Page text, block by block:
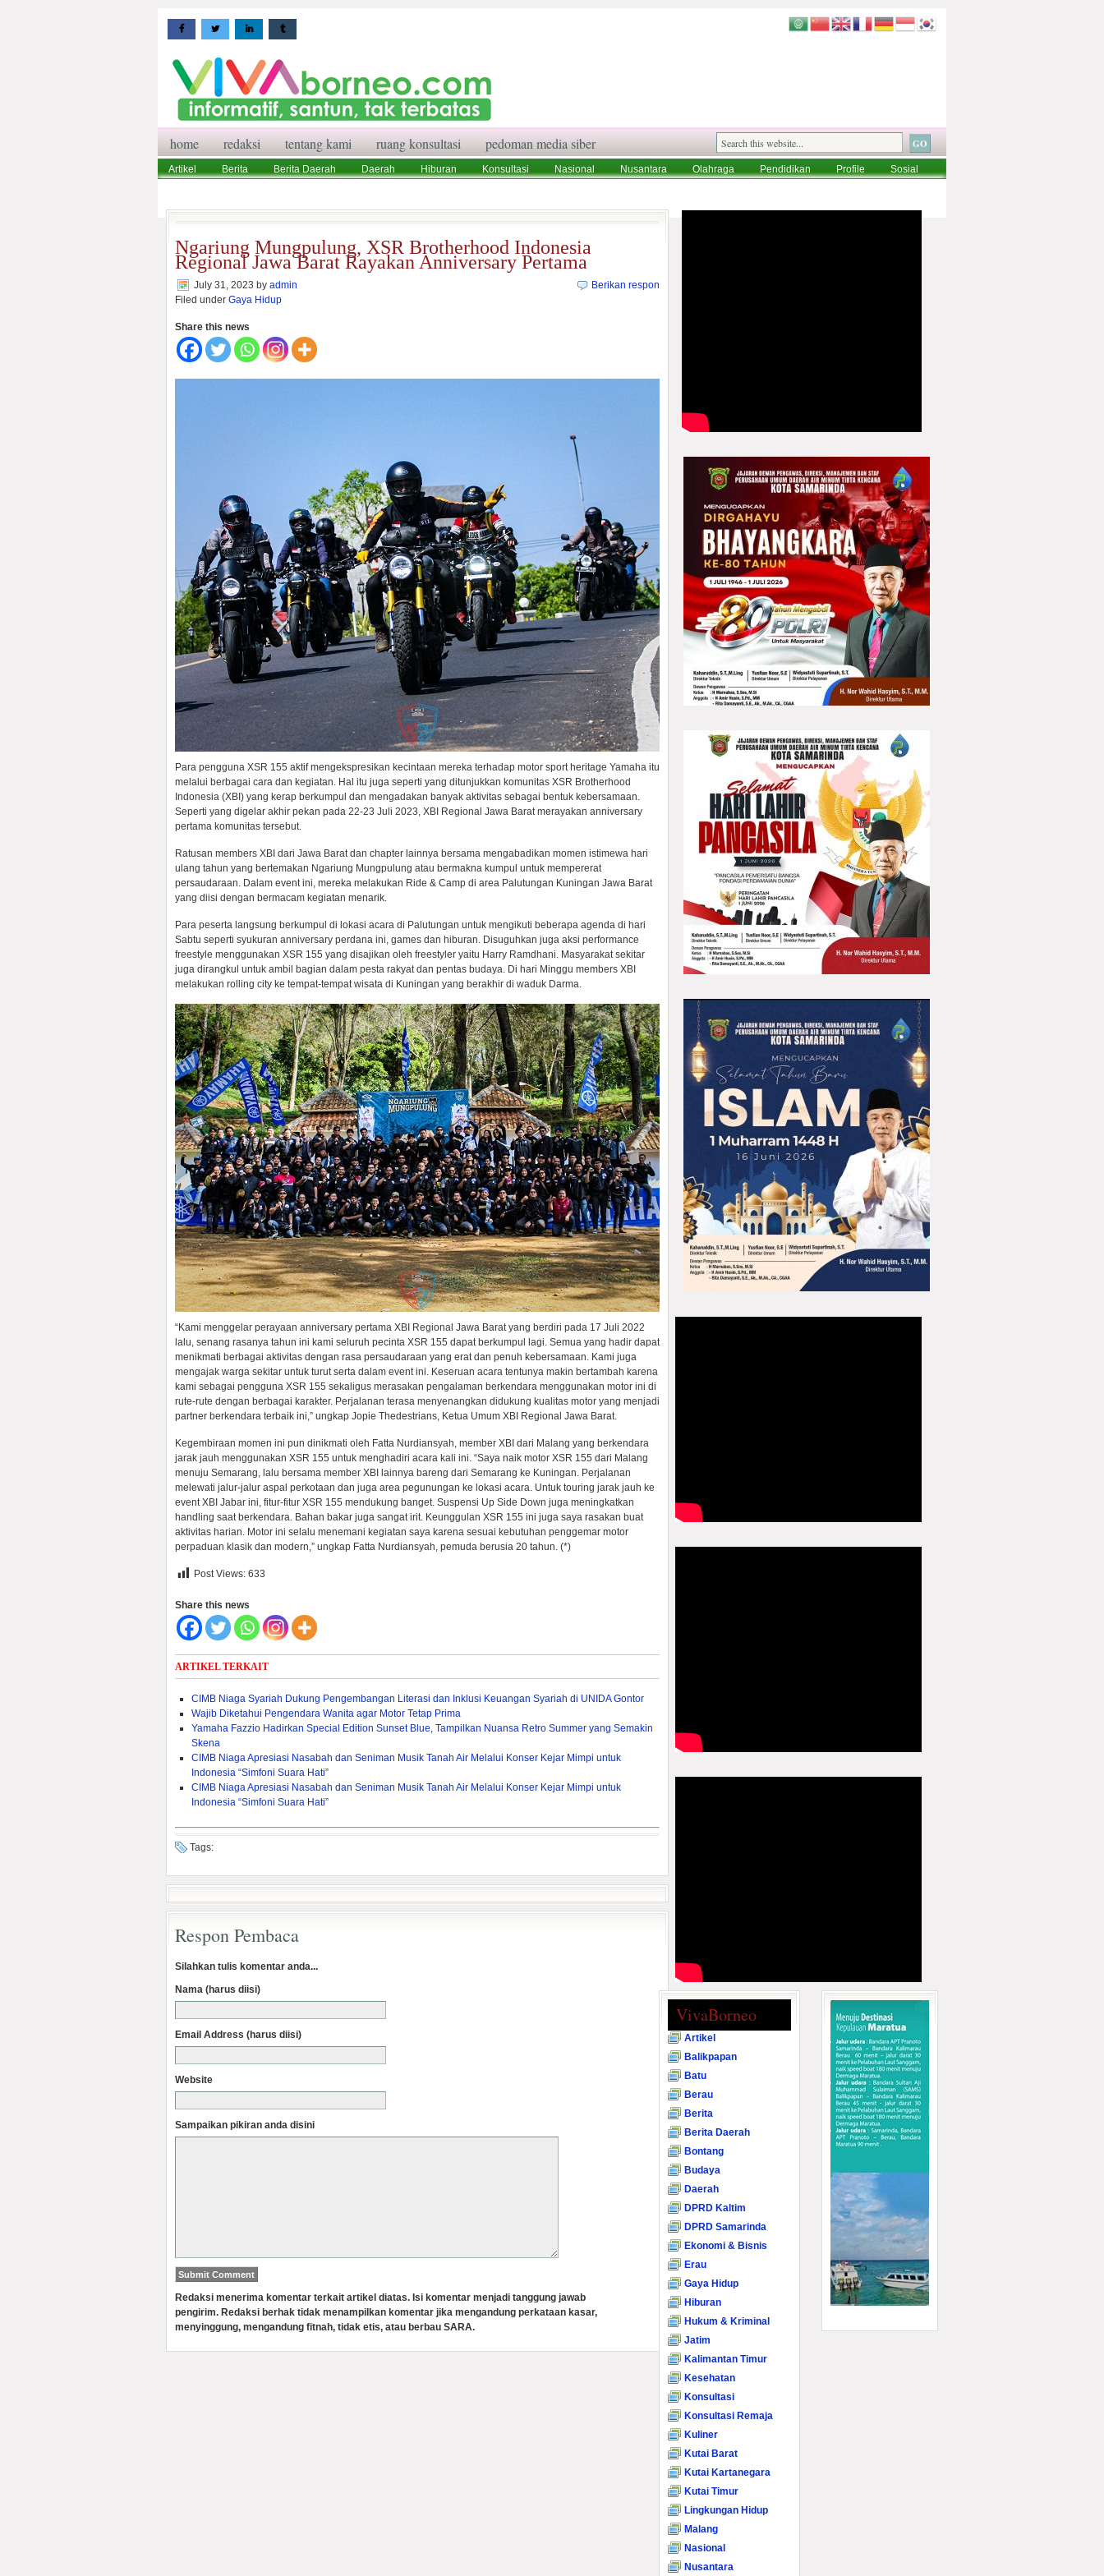
home redaksi tentang kami ruang konsultasi pedoman media siber
Artikel Berita Berita Daerah Daerah Hiburan Konsultasi Nasional Nusantara Olahraga Pendidikan Profile
Sosial
Ngariung Mungpulung, XSR Brotherhood Indonesia
Regional Jawa Barat Rayakan Anniversary Pertama
July 31, 2023 by admin
Filed under Gaya Hidup
Berikan respon
Share this news
Para pengguna XSR 155 aktif mengekspresikan kecintaan mereka terhadap motor sport heritage Yamaha itu
melalui berbagai cara dan kegiatan. Hal itu juga seperti yang ditunjukkan komunitas XSR Brotherhood
Indonesia (XBI) yang kerap berkumpul dan mengadakan banyak aktivitas sebagai bentuk kebersamaan.
Seperti yang digelar akhir pekan pada 22-23 Juli 2023, XBI Regional Jawa Barat merayakan anniversary
pertama komunitas tersebut.
Ratusan members XBI dari Jawa Barat dan chapter lainnya bersama mengabadikan momen istimewa hari
ulang tahun yang bertemakan Ngariung Mungpulung atau bermakna kumpul untuk mempererat
persaudaraan. Dalam event ini, mereka melakukan Ride & Camp di area Palutungan Kuningan Jawa Barat
yang diisi dengan bermacam kegiatan menarik.
Para peserta langsung berkumpul di lokasi acara di Palutungan untuk mengikuti beberapa agenda di hari
Sabtu seperti syukuran anniversary perdana ini, games dan hiburan. Disuguhkan juga aksi performance
freestyle menggunakan XSR 155 yang disajikan oleh freestyler yaitu Harry Ramdhani. Masyarakat sekitar
juga dirangkul untuk ambil bagian dalam pesta rakyat dan pentas budaya. Di hari Minggu members XBI
melakukan rolling city ke tempat-tempat wisata di Kuningan yang berakhir di waduk Darma.
“Kami menggelar perayaan anniversary pertama XBI Regional Jawa Barat yang berdiri pada 17 Juli 2022
lalu, senang rasanya tahun ini kami seluruh pecinta XSR 155 dapat berkumpul lagi. Semua yang hadir dapat
menikmati berbagai aktivitas dengan rasa persaudaraan yang erat dan penuh kebersamaan. Kami juga
mengajak warga sekitar untuk turut serta dalam event ini. Keseruan acara tentunya makin bertambah karena
kami sebagai pengguna XSR 155 sekaligus merasakan pengalaman berkendara menggunakan motor ini di
rute-rute dengan berbagai karakter. Perjalanan terasa menyenangkan didukung kualitas motor yang menjadi
partner berkendara terbaik ini,” ungkap Jopie Thedestrians, Ketua Umum XBI Regional Jawa Barat.
Kegembiraan momen ini pun dinikmati oleh Fatta Nurdiansyah, member XBI dari Malang yang berkendara
jarak jauh menggunakan XSR 155 untuk menghadiri acara kali ini. “Saya naik motor XSR 155 dari Malang
menuju Semarang, lalu bersama member XBI lainnya bareng dari Semarang ke Kuningan. Perjalanan
melewati jalur-jalur aspal perkotaan dan juga area pegunungan ke lokasi acara. Untuk touring jarak jauh ke
event XBI Jabar ini, fitur-fitur XSR 155 mendukung banget. Suspensi Up Side Down juga meningkatkan
handling saat berkendara. Bahan bakar juga sangat irit. Keunggulan XSR 155 ini juga saya rasakan buat
aktivitas harian. Motor ini selalu menemani kegiatan saya karena sesuai kebutuhan penggemar motor
perpaduan klasik dan modern,” ungkap Fatta Nurdiansyah, pemuda berusia 20 tahun. (*)
Post Views: 633
Share this news
ARTIKEL TERKAIT
CIMB Niaga Syariah Dukung Pengembangan Literasi dan Inklusi Keuangan Syariah di UNIDA Gontor
Wajib Diketahui Pengendara Wanita agar Motor Tetap Prima
Yamaha Fazzio Hadirkan Special Edition Sunset Blue, Tampilkan Nuansa Retro Summer yang Semakin
Skena
CIMB Niaga Apresiasi Nasabah dan Seniman Musik Tanah Air Melalui Konser Kejar Mimpi untuk
Indonesia “Simfoni Suara Hati”
CIMB Niaga Apresiasi Nasabah dan Seniman Musik Tanah Air Melalui Konser Kejar Mimpi untuk
Indonesia “Simfoni Suara Hati”
Tags:
Respon Pembaca
Silahkan tulis komentar anda...
Nama (harus diisi)
Email Address (harus diisi)
Website
Sampaikan pikiran anda disini
Redaksi menerima komentar terkait artikel diatas. Isi komentar menjadi tanggung jawab
pengirim. Redaksi berhak tidak menampilkan komentar jika mengandung perkataan kasar,
menyinggung, mengandung fitnah, tidak etis, atau berbau SARA.
VivaBorneo
Artikel
Balikpapan
Batu
Berau
Berita
Berita Daerah
Bontang
Budaya
Daerah
DPRD Kaltim
DPRD Samarinda
Ekonomi & Bisnis
Erau
Gaya Hidup
Hiburan
Hukum & Kriminal
Jatim
Kalimantan Timur
Kesehatan
Konsultasi
Konsultasi Remaja
Kuliner
Kutai Barat
Kutai Kartanegara
Kutai Timur
Lingkungan Hidup
Malang
Nasional
Nusantara